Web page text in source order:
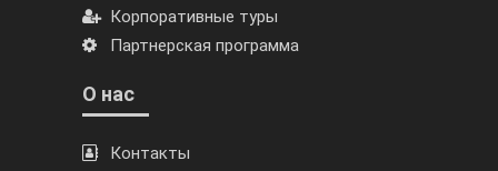
Корпоративные туры
Партнерская программа
О нас
Контакты